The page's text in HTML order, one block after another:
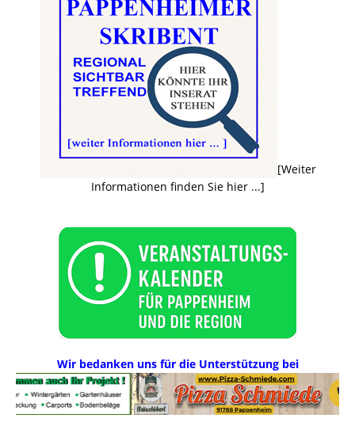
[Weiter
Informationen finden Sie hier ...]
Wir bedanken uns für die Unterstützung bei